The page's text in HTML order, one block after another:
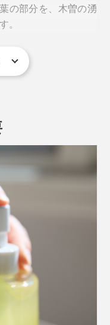
の部分を、木曽の湧
。
て、伊勢神宮や大阪
と考えたとあるメー
口をすすぐとさっぱ
ータ公的機関で取る
ジバリス菌を5分以
虫歯菌）を60分以内
るカンジダ菌を24時
されました。
ら
体に害が無いことの